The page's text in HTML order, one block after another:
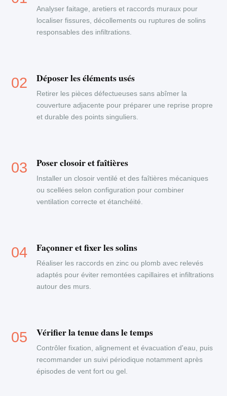
Analyser faitage, aretiers et raccords muraux pour
localiser fissures, décollements ou ruptures de solins
responsables des infiltrations.
Déposer les éléments usés
Retirer les pièces défectueuses sans abîmer la
couverture adjacente pour préparer une reprise propre
et durable des points singuliers.
Poser closoir et faîtières
Installer un closoir ventilé et des faîtières mécaniques
ou scellées selon configuration pour combiner
ventilation correcte et étanchéité.
Façonner et fixer les solins
Réaliser les raccords en zinc ou plomb avec relevés
adaptés pour éviter remontées capillaires et infiltrations
autour des murs.
Vérifier la tenue dans le temps
Contrôler fixation, alignement et évacuation d'eau, puis
recommander un suivi périodique notamment après
épisodes de vent fort ou gel.